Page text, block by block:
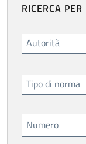
RICERCA
Autorità
Tipo di norma
Numero